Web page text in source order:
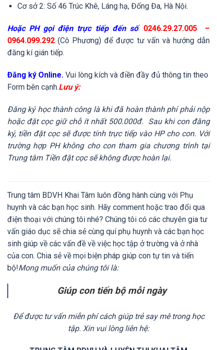
Cơ sở 2: Số 46 Trúc Khê, Láng hạ, Đống Đa, Hà Nội.
Hoặc PH gọi điện trực tiếp đến số: 0246.29.27.005 –
0964.099.292 (Cô Phương) để được tư vấn và hướng dẫn
đăng kí gián tiếp.
Đăng ký Online. Vui lòng kích và điền đầy đủ thông tin theo
Form bên cạnh.Lưu ý:
Đăng ký học thành công là khi đã hoàn thành phí phải nộp
hoặc đặt cọc giữ chỗ ít nhất 500.000đ. Sau khi con đăng
ký, tiền đặt cọc sẽ được tính trực tiếp vào HP cho con. Với
trường hợp PH không cho con tham gia chương trình tại
Trung tâm Tiền đặt cọc sẽ không được hoàn lại.
Trung tâm BDVH Khai Tâm luôn đồng hành cùng với Phụ
huynh và các bạn học sinh. Hãy comment hoặc trao đổi qua
điện thoại với chúng tôi nhé? Chúng tôi có các chuyên gia tư
vấn giáo dục sẽ chia sẻ cùng quí phụ huynh và các bạn học
sinh giúp về các vấn đề về việc học tập ở trường và ở nhà
của con. Chia sẻ về mọi biện pháp giúp con tự tin và tiến
bộ!Mong muốn của chúng tôi là:
Giúp con tiến bộ mỗi ngày
Để được tư vấn miễn phí cách giúp trẻ say mê trong học
tập. Xin vui lòng liên hệ: